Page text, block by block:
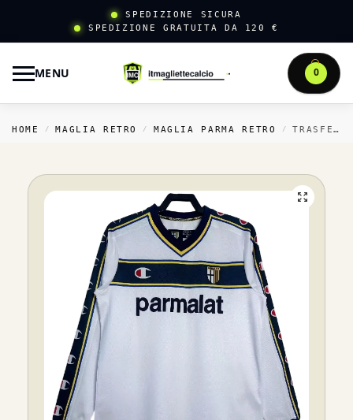
SPEDIZIONE SICURA
SPEDIZIONE GRATUITA DA 120 €
MENU 0
HOME / MAGLIA RETRO / MAGLIA PARMA RETRO / TRASFERTA MANICA LUNGA PARMA 2002 2003 BIANCO